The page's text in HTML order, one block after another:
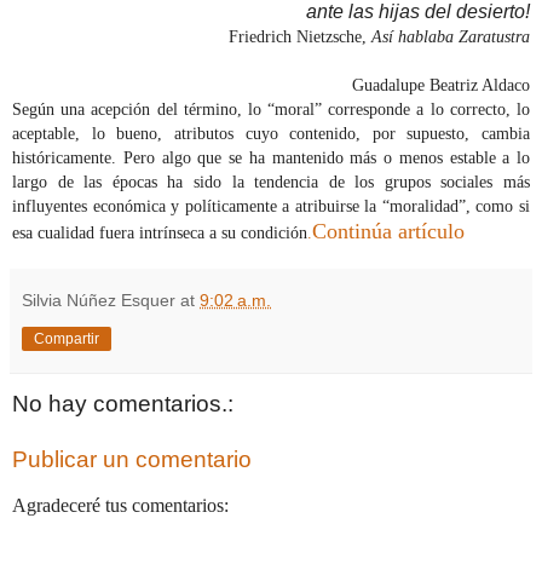
ante las hijas del desierto!
Friedrich Nietzsche,Así hablaba Zaratustra
Guadalupe Beatriz Aldaco
Según una acepción del término, lo “moral” corresponde a lo correcto, lo
aceptable, lo bueno, atributos cuyo contenido, por supuesto, cambia
históricamente. Pero algo que se ha mantenido más o menos estable a lo
largo de las épocas ha sido la tendencia de los grupos sociales más
influyentes económica y políticamente a atribuirse la “moralidad”, como si
esa cualidad fuera intrínseca a su condición.Continúa artículo
Silvia Núñez Esquer at 9:02 a.m.
Compartir
No hay comentarios.:
Publicar un comentario
Agradeceré tus comentarios: